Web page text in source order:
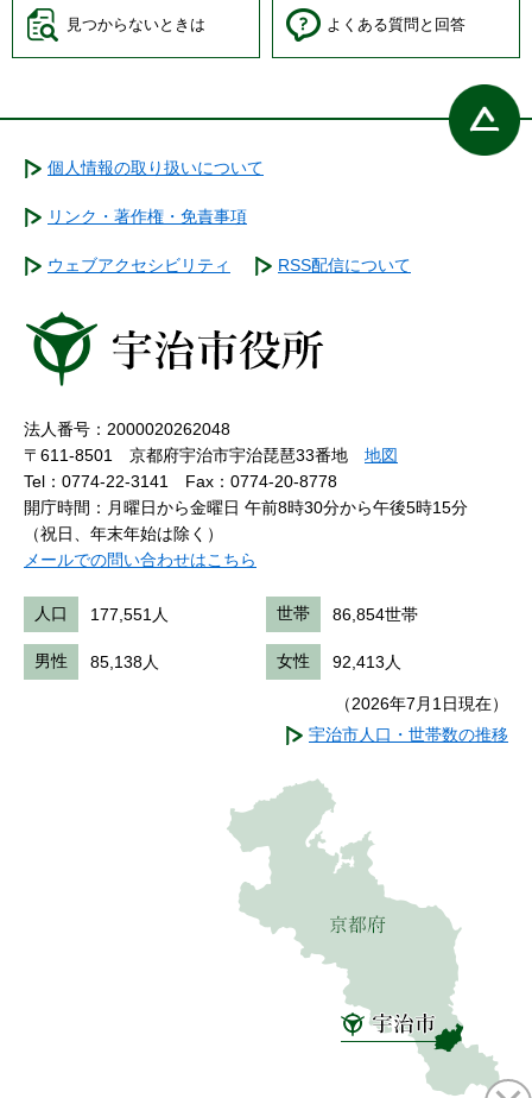
見つからないときは よくある質問と回答
個人情報の取り扱いについて
リンク・著作権・免責事項
ウェブアクセシビリティ RSS配信について
法人番号：2000020262048
〒611-8501 京都府宇治市宇治琵琶33番地 地図
Tel：0774-22-3141
Fax：0774-20-8778
開庁時間：月曜日から金曜日 午前8時30分から午後5時15分
（祝日、年末年始は除く）
メールでの問い合わせはこちら
人口 177,551人 世帯 86,854世帯
男性 85,138人 女性 92,413人
（2026年7月1日現在）
宇治市人口・世帯数の推移